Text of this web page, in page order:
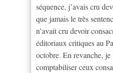
séquence, j’avais cru
que jamais le très
n’avait cru devoir
éditoriaux critiques au
octobre. En revanche, je
comptabiliser ceux